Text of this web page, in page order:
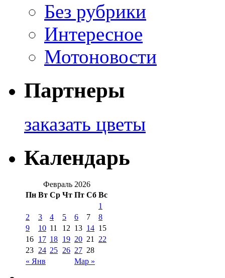
Без рубрики
Интересное
Мотоновости
Партнеры
заказать цветы
Календарь
Февраль 2026
Пн Вт Ср Чт Пт Сб Вс
« Янв Мар »
1
2
3 4 5 6 7
8
9
10 11 12 13 14 15
16 17 18 19 20 21
22
23 24 25 26 27 28